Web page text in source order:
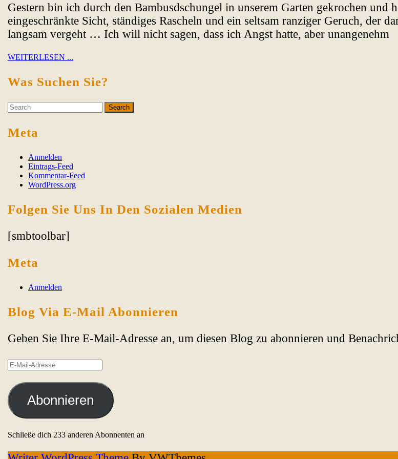
Gestern bin ich durch den Bambusdschungel in unserem Garten gekrochen und
eingeschränkte Sicht, ständiges Rascheln und ein seltsam ranziger Geruch, der
langsam vergeht … Ich will nicht sagen, dass ich Angst hatte, aber unangenehm
WEITERLESEN ...
Was Suchen Sie?
Search
for:
Meta
Anmelden
Eintrags-Feed
Kommentar-Feed
WordPress.org
Folgen Sie Uns In Den Sozialen Medien
[smbtoolbar]
Meta
Anmelden
Blog Via E-Mail Abonnieren
Geben Sie Ihre E-Mail-Adresse an, um diesen Blog zu abonnieren und
E-
Adresse
Abonnieren
Schließe dich 233 anderen Abonnenten an